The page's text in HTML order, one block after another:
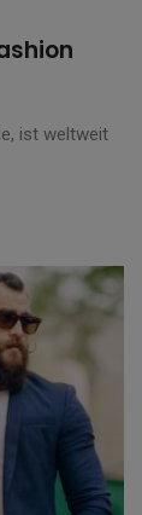
ist weltweit